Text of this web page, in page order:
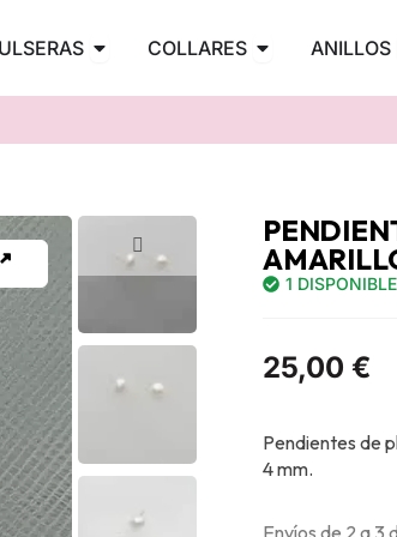
Abrir PULSERAS
COLLARES Abrir COLLARES
ANILLOS
1
25,00 €
Pendientes de
4 mm.
Envíos de 2 a 3